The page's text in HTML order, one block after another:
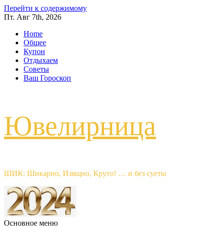
Перейти к содержимому
Пт. Авг 7th, 2026
Home
Общее
Купон
Отдыхаем
Советы
Ваш Гороскоп
Ювелирница
ШИК: Шикарно, Изящно, Круто! … и без суеты
Основное меню